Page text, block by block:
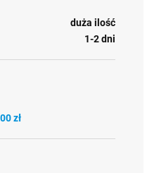
duża ilość
1-2 dni
zł